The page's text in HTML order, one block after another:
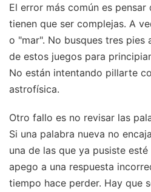
El error más común es
tienen que ser complejas. A
o "mar". No busques tres pies
de estos juegos para
No están intentando pillarte
astrofísica.
Otro fallo es no revisar las
Si una palabra nueva no
una de las que ya pusiste
apego a una respuesta
tiempo hace perder. Hay que